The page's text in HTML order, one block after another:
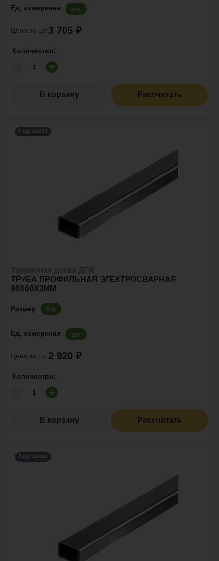
Ед. измерения шт
Цена за шт:3 705 ₽
Количество:
В корзину Рассчитать
Под заказ
ТРУБА ПРОФИЛЬНАЯ ЭЛЕКТРОСВАРНАЯ
80Х60Х3ММ
Размер 6м
Ед. измерения шт
Цена за шт:2 920 ₽
Количество:
В корзину Рассчитать
Под заказ